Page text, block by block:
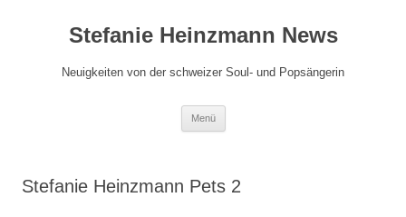
springenStefanie Heinzmann News
Neuigkeiten von der schweizer Soul- und Popsängerin
Menü
Stefanie Heinzmann Pets 2